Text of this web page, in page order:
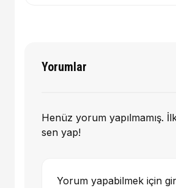
Yorumlar
Henüz yorum yapılmamış.
sen yap!
Yorum yapabilmek için